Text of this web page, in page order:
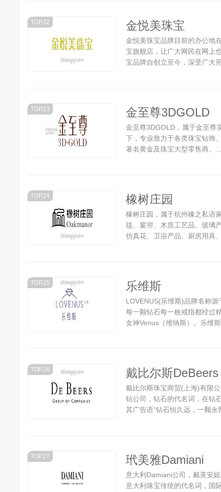
TOP.22 金悦美珠宝
金悦美珠宝品牌目前的办公地
宝旗舰店，让广大网民在网上
宝品牌自创立至今，深受广大
TOP.23 金至尊3DGOLD
金至尊3DGOLD，属于金至尊
下，专业致力于各类珠宝钻饰
著名黄金及珠宝大型零售商。...
TOP.24 橡树庄园
橡树庄园，属于杭州橡之私语
毯、窗帘、木质工艺品、玻璃
仿真花、卫浴产品、厨房用具
品、装饰品等产品的经销批发
TOP.25 乐维斯
LOVENUS(乐维斯)品牌名称
每一颗钻石每一枚戒指都经过
女神Venus（维纳斯）。乐维
TOP.26 戴比尔斯DeBeers
戴比尔斯珠宝商贸(上海)有限
钻公司，钻石的代名词，在钻
其广告语“钻石恒久远，一颗永
TOP.27 玳美雅Damiani
意大利Damiani公司，戴美安
意大利珠宝传统的代名词，国